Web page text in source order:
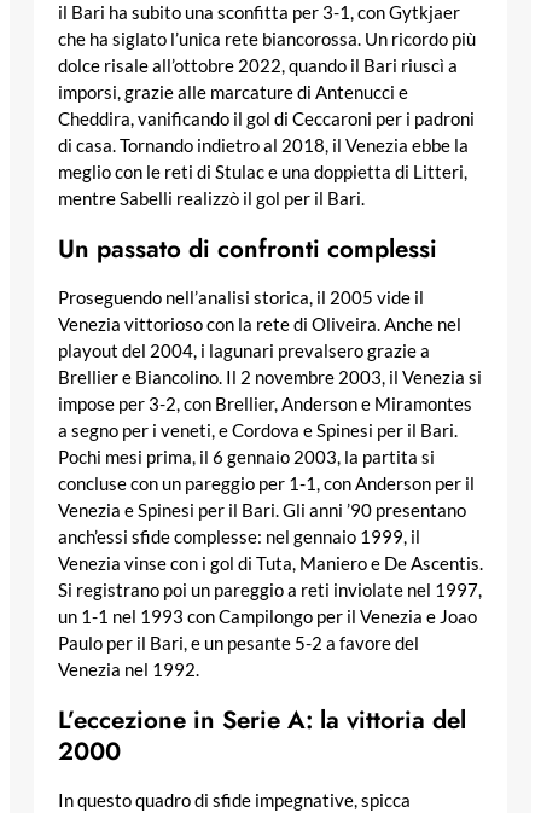
il Bari ha subito una sconfitta per 3-1, con Gytkjaer
che ha siglato l’unica rete biancorossa. Un ricordo più
dolce risale all’ottobre 2022, quando il Bari riuscì a
imporsi, grazie alle marcature di Antenucci e
Cheddira, vanificando il gol di Ceccaroni per i padroni
di casa. Tornando indietro al 2018, il Venezia ebbe la
meglio con le reti di Stulac e una doppietta di Litteri,
mentre Sabelli realizzò il gol per il Bari.
Un passato di confronti complessi
Proseguendo nell’analisi storica, il 2005 vide il
Venezia vittorioso con la rete di Oliveira. Anche nel
playout del 2004, i lagunari prevalsero grazie a
Brellier e Biancolino. Il 2 novembre 2003, il Venezia si
impose per 3-2, con Brellier, Anderson e Miramontes
a segno per i veneti, e Cordova e Spinesi per il Bari.
Pochi mesi prima, il 6 gennaio 2003, la partita si
concluse con un pareggio per 1-1, con Anderson per il
Venezia e Spinesi per il Bari. Gli anni ’90 presentano
anch’essi sfide complesse: nel gennaio 1999, il
Venezia vinse con i gol di Tuta, Maniero e De Ascentis.
Si registrano poi un pareggio a reti inviolate nel 1997,
un 1-1 nel 1993 con Campilongo per il Venezia e Joao
Paulo per il Bari, e un pesante 5-2 a favore del
Venezia nel 1992.
L’eccezione in Serie A: la vittoria del
2000
In questo quadro di sfide impegnative, spicca